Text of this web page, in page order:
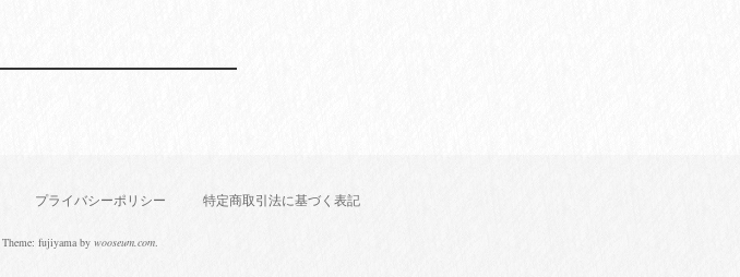
プライバシーポリシー 特定商取引法に基づく表記
Theme: fujiyama by wooseum.com.